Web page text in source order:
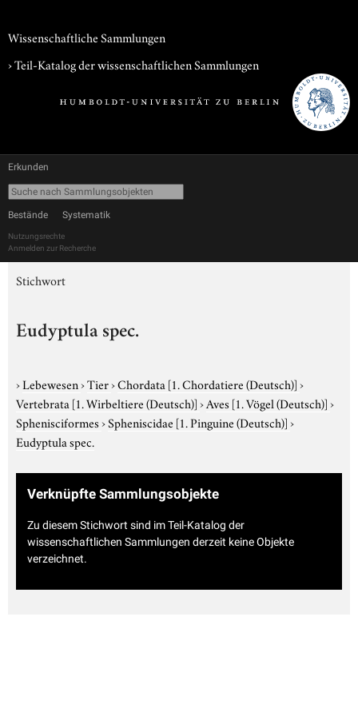
Wissenschaftliche Sammlungen
› Teil-Katalog der wissenschaftlichen Sammlungen
Erkunden
Bestände Systematik
Nutzungsrechte
Anmelden zur Recherche
Stichwort
Eudyptula spec.
›Lebewesen›Tier›Chordata [1. Chordatiere (Deutsch)]›
Vertebrata [1. Wirbeltiere (Deutsch)]›Aves [1. Vögel (Deutsch)]›
Sphenisciformes›Spheniscidae [1. Pinguine (Deutsch)]›
Eudyptula spec.
Verknüpfte Sammlungsobjekte
Zu diesem Stichwort sind im Teil-Katalog der
wissenschaftlichen Sammlungen derzeit keine Objekte
verzeichnet.